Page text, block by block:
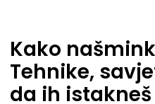
Kako
Tehnike,
da ih istakneš